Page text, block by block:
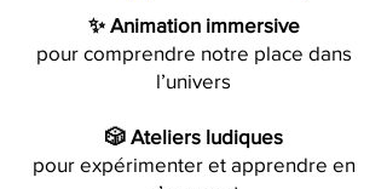
✨ Animation immersive
pour comprendre notre place dans
l’univers
🎲 Ateliers ludiques
pour expérimenter et apprendre en